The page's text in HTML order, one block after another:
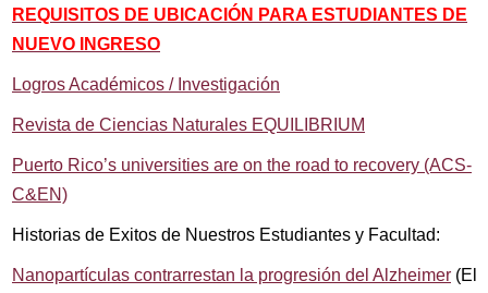
REQUISITOS DE UBICACIÓN PARA ESTUDIANTES DE
NUEVO INGRESO
Logros Académicos / Investigación
Revista de Ciencias Naturales EQUILIBRIUM
Puerto Rico’s universities are on the road to recovery (ACS-
C&EN)
Historias de Exitos de Nuestros Estudiantes y Facultad:
Nanopartículas contrarrestan la progresión del Alzheimer (El